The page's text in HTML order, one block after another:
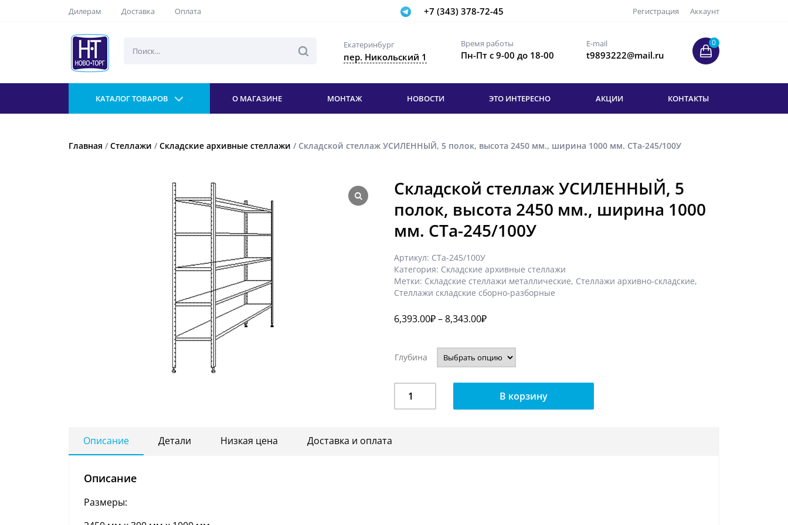
Дилерам Доставка Оплата +7 (343) 378-72-45 Регистрация Аккаунт
Екатеринбург
пер. Никольский 1
Время работы
Пн-Пт с 9-00 до 18-00
E-mail
t9893222@mail.ru
0
КАТАЛОГ ТОВАРОВ О МАГАЗИНЕ МОНТАЖ НОВОСТИ ЭТО ИНТЕРЕСНО АКЦИИ КОНТАКТЫ
Главная / Стеллажи / Складские архивные стеллажи / Складской стеллаж УСИЛЕННЫЙ, 5 полок, высота 2450 мм., ширина 1000 мм. СТа-245/100У
Складской стеллаж УСИЛЕННЫЙ, 5
полок, высота 2450 мм., ширина 1000
мм. СТа-245/100У
Артикул: СТа-245/100У
Категория: Складские архивные стеллажи
Метки: Складские стеллажи металлические, Стеллажи архивно-складские,
Стеллажи складские сборно-разборные
6,393.00₽–8,343.00₽
Глубина
Складской
В корзину
Описание Детали Низкая цена Доставка и оплата
Описание
Размеры: